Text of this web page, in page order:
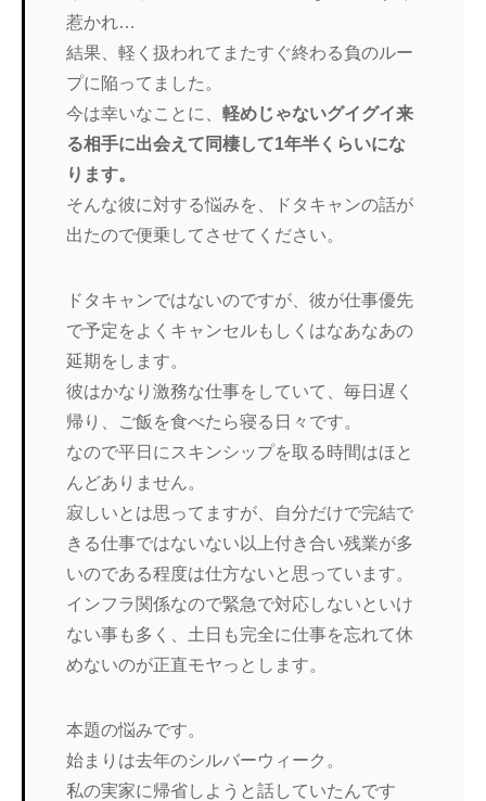
惹かれ…
結果、軽く扱われてまたすぐ終わる負のルー
プに陥ってました。
今は幸いなことに、軽めじゃないグイグイ来
る相手に出会えて同棲して1年半くらいにな
ります。
そんな彼に対する悩みを、ドタキャンの話が
出たので便乗してさせてください。
ドタキャンではないのですが、彼が仕事優先
で予定をよくキャンセルもしくはなあなあの
延期をします。
彼はかなり激務な仕事をしていて、毎日遅く
帰り、ご飯を食べたら寝る日々です。
なので平日にスキンシップを取る時間はほと
んどありません。
寂しいとは思ってますが、自分だけで完結で
きる仕事ではないない以上付き合い残業が多
いのである程度は仕方ないと思っています。
インフラ関係なので緊急で対応しないといけ
ない事も多く、土日も完全に仕事を忘れて休
めないのが正直モヤっとします。
本題の悩みです。
始まりは去年のシルバーウィーク。
私の実家に帰省しようと話していたんです